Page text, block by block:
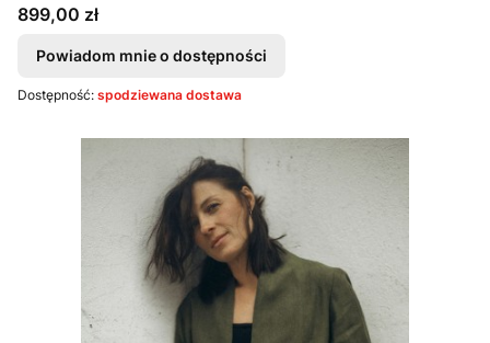
Cena
899,00 zł
Powiadom mnie o dostępności
Dostępność: spodziewana dostawa